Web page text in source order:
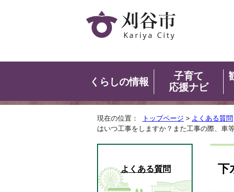
くらしの情報
子育て
応援ナビ
現在の位置： トップページ > よくある質問
はいつ工事をしますか？また工事の際、車
下
よくある質問